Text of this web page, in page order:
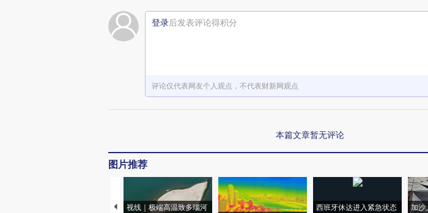
登录后发表评论得积分
评论仅代表网友个人观点，不代表财新网观点
本篇文章暂无评论
图片推荐
视线｜极端高温致多瑙河
西班牙休达进入紧急状态
加沙